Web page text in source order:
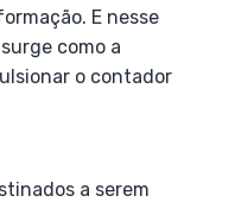
E nesse
como a
o contador
a serem